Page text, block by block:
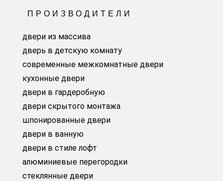
ПРОИЗВОДИТЕЛИ
двери из массива
дверь в детскую комнату
современные межкомнатные двери
кухонные двери
двери в гардеробную
двери скрытого монтажа
шпонированные двери
двери в ванную
двери в стиле лофт
алюминиевые перегородки
стеклянные двери